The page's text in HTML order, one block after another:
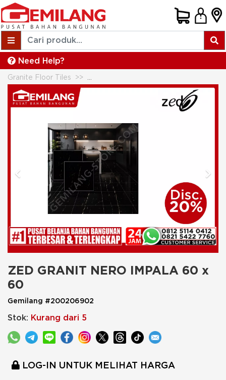
Need Help?
Granite Floor Tiles
Previous Next
ZED GRANIT NERO IMPALA 60 x
60
Gemilang #200206902
Stok: Kurang dari 5
LOG-IN UNTUK MELIHAT HARGA